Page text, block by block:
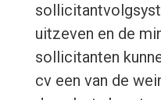
uitzeven en de
sollicitanten
cv een van de